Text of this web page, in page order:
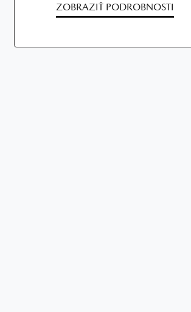
ZOBRAZIŤ PODROBNOSTI